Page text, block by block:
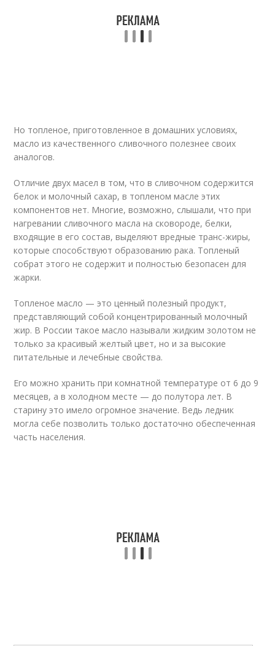
Но топленое, приготовленное в домашних условиях,
масло из качественного сливочного полезнее своих
аналогов.
Отличие двух масел в том, что в сливочном содержится
белок и молочный сахар, в топленом масле этих
компонентов нет. Многие, возможно, слышали, что при
нагревании сливочного масла на сковороде, белки,
входящие в его состав, выделяют вредные транс-жиры,
которые способствуют образованию рака. Топленый
собрат этого не содержит и полностью безопасен для
жарки.
Топленое масло — это ценный полезный продукт,
представляющий собой концентрированный молочный
жир. В России такое масло называли жидким золотом не
только за красивый желтый цвет, но и за высокие
питательные и лечебные свойства.
Его можно хранить при комнатной температуре от 6 до 9
месяцев, а в холодном месте — до полутора лет. В
старину это имело огромное значение. Ведь ледник
могла себе позволить только достаточно обеспеченная
часть населения.